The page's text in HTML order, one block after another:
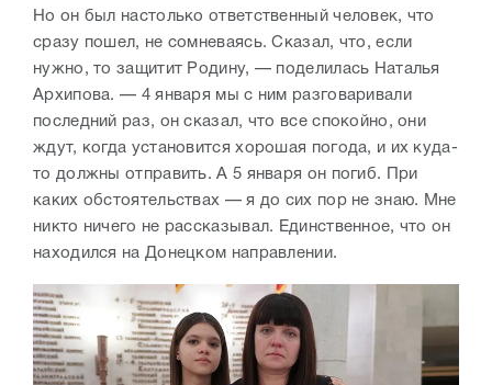
Но он был настолько ответственный человек, что
сразу пошел, не сомневаясь. Сказал, что, если
нужно, то защитит Родину, — поделилась Наталья
Архипова. — 4 января мы с ним разговаривали
последний раз, он сказал, что все спокойно, они
ждут, когда установится хорошая погода, и их куда-
то должны отправить. А 5 января он погиб. При
каких обстоятельствах — я до сих пор не знаю. Мне
никто ничего не рассказывал. Единственное, что он
находился на Донецком направлении.